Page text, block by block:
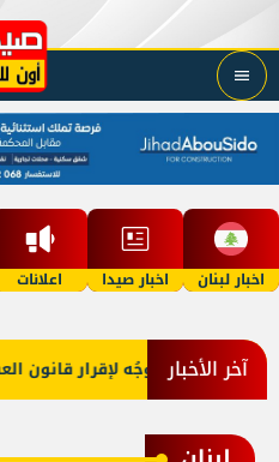
اخبار لبنان اخبار صيدا اعلانات
آخر الأخبار
الحرب وتوجُه لإقرار قانون العفو